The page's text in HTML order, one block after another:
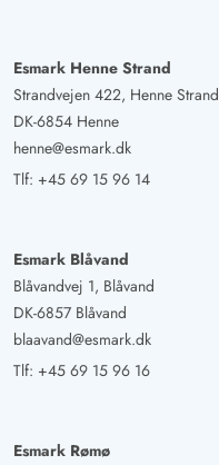
Esmark Henne Strand
Strandvejen 422, Henne Strand
DK-6854 Henne
henne@esmark.dk
Tlf: +45 69 15 96 14
Esmark Blåvand
Blåvandvej 1, Blåvand
DK-6857 Blåvand
blaavand@esmark.dk
Tlf: +45 69 15 96 16
Esmark Rømø